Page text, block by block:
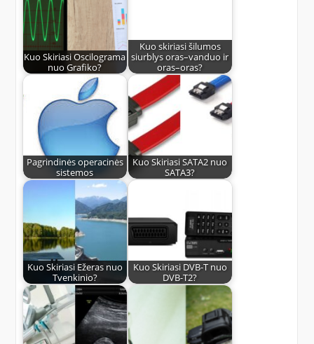
Kuo Skiriasi Oscilograma
nuo Grafiko?
Kuo skiriasi šilumos
siurblys oras–vanduo ir
oras–oras?
Pagrindinės operacinės
sistemos
Kuo Skiriasi SATA2 nuo
SATA3?
Kuo Skiriasi Ežeras nuo
Tvenkinio?
Kuo Skiriasi DVB-T nuo
DVB-T2?